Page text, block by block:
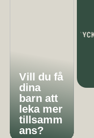
Vill du få
dina
barn att
leka mer
tillsamm
ans?